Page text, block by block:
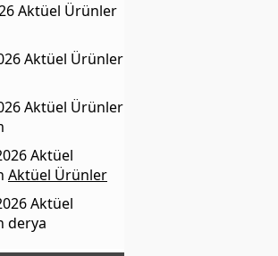
Aktüel Ürünler
Aktüel Ürünler
Aktüel Ürünler
Aktüel
Aktüel Ürünler
Aktüel
derya